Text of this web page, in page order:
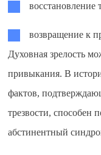
возвращение к
Духовная зрелость
привыкания. В
фактов,
трезвости, способен
абстинентный